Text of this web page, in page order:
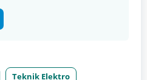
Teknik Elektro